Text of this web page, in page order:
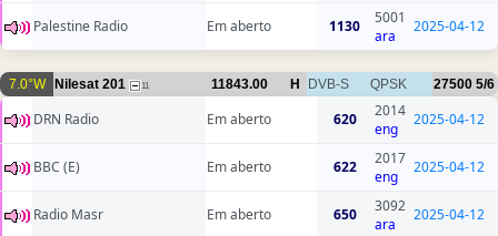
Palestine Radio
Em aberto 1130
5001
ara
2025-04-12
7.0°W Nilesat 201 11 11843.00 H DVB-S QPSK 27500 5/6
DRN Radio Em aberto 620
2014
eng
2025-04-12
BBC (E) Em aberto 622
2017
eng
2025-04-12
Radio Masr Em aberto 650
3092
ara
2025-04-12